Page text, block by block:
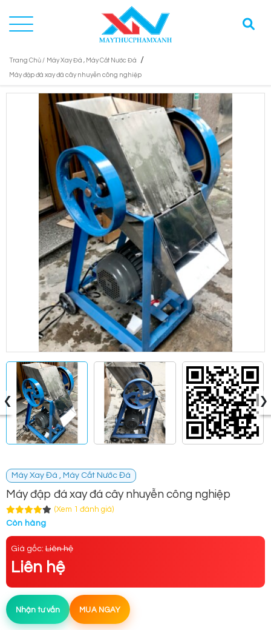
Trang Chủ / Máy Xay Đá , Máy Cắt Nước Đá /
Máy đập đá xay đá cây nhuyễn công nghiệp
‹ ›
Máy Xay Đá , Máy Cắt Nước Đá
Máy đập đá xay đá cây nhuyễn công nghiệp
(Xem 1 đánh giá)
Còn hàng
Giá gốc: Liên hệ
Liên hệ
Nhận tư vấn MUA NGAY